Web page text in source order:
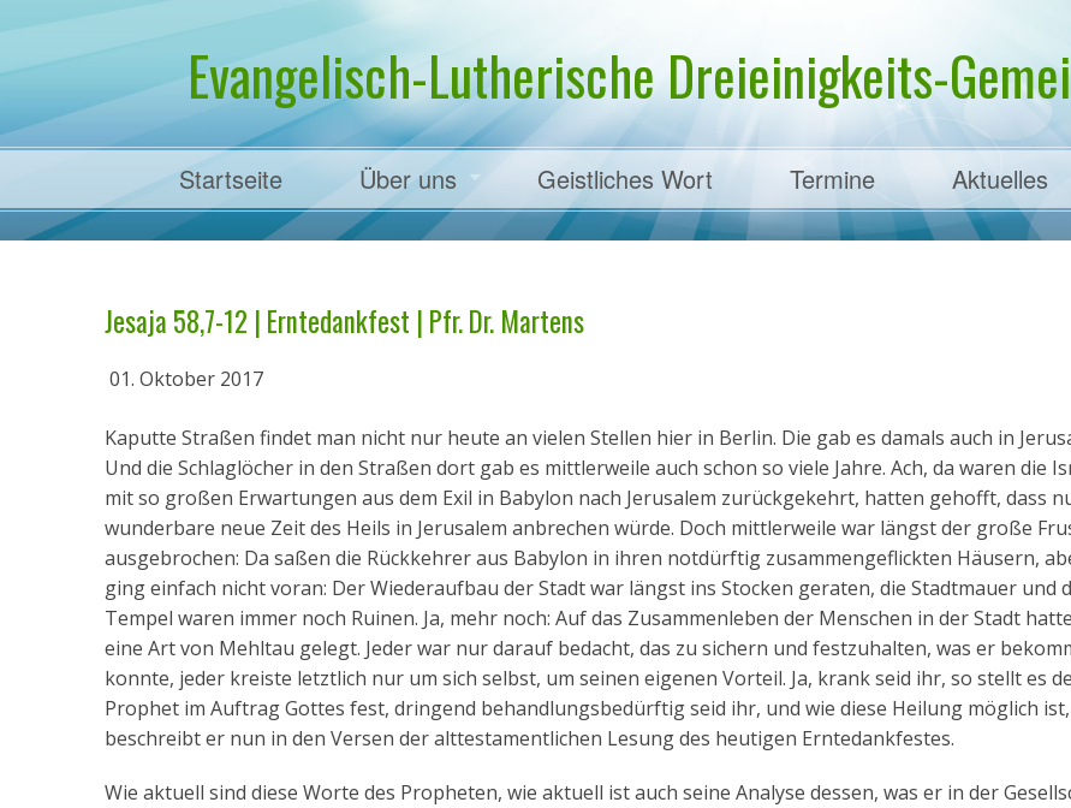
Evangelisch-Lutherische Dreieinigkeits-
Startseite
Über uns
Pfarrer Dr. Martens
Geistliches Wort Termine Aktuelles
Jesaja 58,7-12 | Erntedankfest | Pfr. Dr. Martens
01. Oktober 2017
Kaputte Straßen findet man nicht nur heute an vielen Stellen hier in Berlin. Die gab es damals auch in
Und die Schlaglöcher in den Straßen dort gab es mittlerweile auch schon so viele Jahre. Ach, da waren die
mit so großen Erwartungen aus dem Exil in Babylon nach Jerusalem zurückgekehrt, hatten gehofft, dass
wunderbare neue Zeit des Heils in Jerusalem anbrechen würde. Doch mittlerweile war längst der große
ausgebrochen: Da saßen die Rückkehrer aus Babylon in ihren notdürftig zusammengeflickten Häusern,
ging einfach nicht voran: Der Wiederaufbau der Stadt war längst ins Stocken geraten, die Stadtmauer und
Tempel waren immer noch Ruinen. Ja, mehr noch: Auf das Zusammenleben der Menschen in der Stadt
eine Art von Mehltau gelegt. Jeder war nur darauf bedacht, das zu sichern und festzuhalten, was er
konnte, jeder kreiste letztlich nur um sich selbst, um seinen eigenen Vorteil. Ja, krank seid ihr, so stellt es
Prophet im Auftrag Gottes fest, dringend behandlungsbedürftig seid ihr, und wie diese Heilung möglich
beschreibt er nun in den Versen der alttestamentlichen Lesung des heutigen Erntedankfestes.
Wie aktuell sind diese Worte des Propheten, wie aktuell ist auch seine Analyse dessen, was er in der